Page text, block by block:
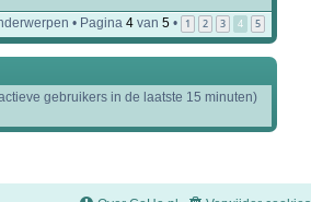
e
i
t
t
s
b
e
i
j
k
l
a
t
s
e
• Pagina 4 van 5 • 1 2 3 4 5
gebruikers in de laatste 15 minuten)